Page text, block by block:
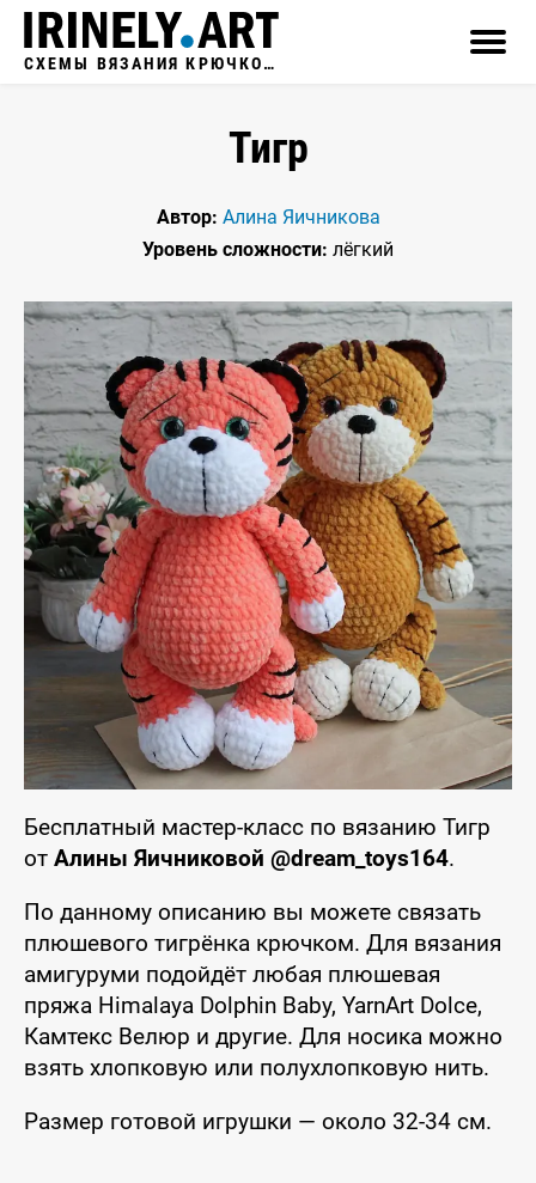
СХЕМЫ ВЯЗАНИЯ КРЮЧКОМ
Тигр
Автор: Алина Яичникова
Уровень сложности: лёгкий
Бесплатный мастер-класс по вязанию Тигр
от Алины Яичниковой @dream_toys164.
По данному описанию вы можете связать
плюшевого тигрёнка крючком. Для вязания
амигуруми подойдёт любая плюшевая
пряжа Himalaya Dolphin Baby, YarnArt Dolce,
Камтекс Велюр и другие. Для носика можно
взять хлопковую или полухлопковую нить.
Размер готовой игрушки — около 32-34 см.